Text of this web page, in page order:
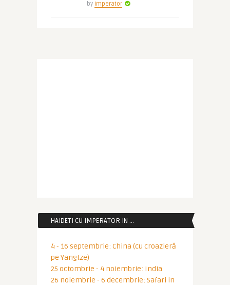
by Imperator
HAIDETI CU IMPERATOR IN …
4 - 16 septembrie: China (cu croazieră
pe Yangtze)
25 octombrie - 4 noiembrie: India
26 noiembrie - 6 decembrie: Safari in